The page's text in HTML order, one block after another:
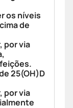
os níveis
de
por via
25(OH)D
por via